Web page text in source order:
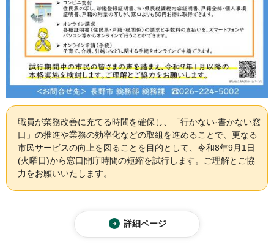
職員が業務改善に充てる時間を確保し、「行かない·書かない窓
口」の推進や業務の効率化などの取組を進めることで、更なる
市民サービスの向上を図ることを目的として、令和8年9月1日
(火曜日)から窓口開庁時間の短縮を試行します。ご理解とご協
力をお願いいたします。
詳細ページ